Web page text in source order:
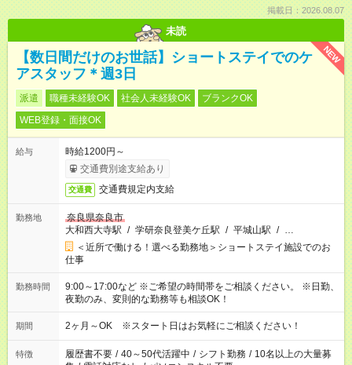
掲載日：2026.08.07
未読
NEW
【数日間だけのお世話】ショートステイでのケ
アスタッフ＊週3日
派遣 職種未経験OK 社会人未経験OK
ブランクOK
WEB登録・面接OK
給与
時給1200円～
交通費別途支給あり
交通費 交通費規定内支給
勤務地
奈良県奈良市
大和西大寺駅 / 学研奈良登美ケ丘駅 / 平城山駅 / …
＜近所で働ける！選べる勤務地＞ショートステイ施設でのお
仕事
勤務時間
9:00～17:00など ※ご希望の時間帯をご相談ください。 ※日勤、
夜勤のみ、変則的な勤務等も相談OK！
期間 2ヶ月～OK ※スタート日はお気軽にご相談ください！
特徴 履歴書不要 / 40～50代活躍中 / シフト勤務 / 10名以上の大量募